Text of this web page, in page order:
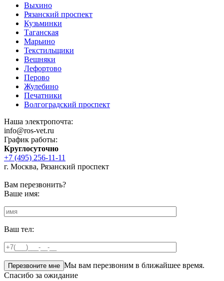
Выхино
Рязанский проспект
Кузьминки
Таганская
Марьино
Текстильщики
Вешняки
Лефортово
Перово
Жулебино
Печатники
Волгоградский проспект
Наша электропочта:
info@ros-vet.ru
График работы:
Круглосуточно
+7 (495) 256-11-11
г. Москва, Рязанский проспект
Вам перезвонить?
Ваше имя:
Ваш тел:
Мы вам перезвоним в ближайшее время.
Спасибо за ожидание